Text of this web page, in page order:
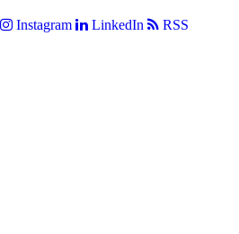
Instagram LinkedIn
RSS